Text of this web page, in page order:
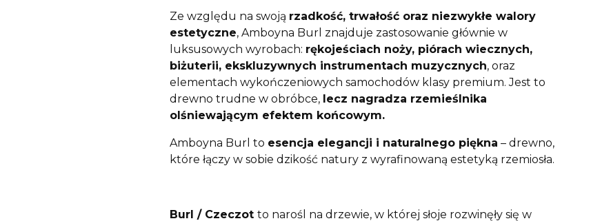
Ze względu na swoją rzadkość, trwałość oraz niezwykłe walory
estetyczne, Amboyna Burl znajduje zastosowanie głównie w
luksusowych wyrobach: rękojeściach noży, piórach wiecznych,
biżuterii, ekskluzywnych instrumentach muzycznych, oraz
elementach wykończeniowych samochodów klasy premium. Jest to
drewno trudne w obróbce, lecz nagradza rzemieślnika
olśniewającym efektem końcowym.
Amboyna Burl to esencja elegancji i naturalnego piękna – drewno,
które łączy w sobie dzikość natury z wyrafinowaną estetyką rzemiosła.
Burl / Czeczot to narośl na drzewie, w której słoje rozwinęły się w